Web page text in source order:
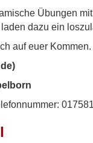
Übungen
dazu ein
auf euer